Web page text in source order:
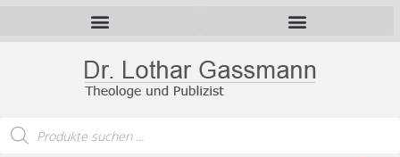
Products
search